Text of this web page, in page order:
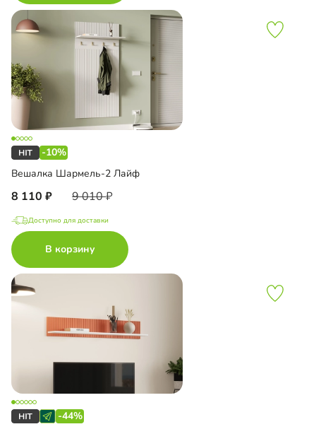
-10%
Вешалка Шармель-2 Лайф
8 110 9 010
Доступно для доставки
В корзину
-44%